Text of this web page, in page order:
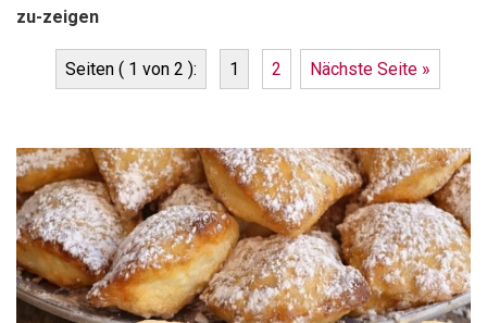
zu-zeigen
Seiten ( 1 von 2 ): 1 2 Nächste Seite »